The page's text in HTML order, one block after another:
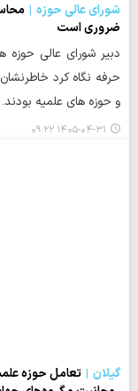
شورای عالی حوزه
ضروری است
دبیر شورای عالی حوزه
حرفه نگاه کرد
و حوزه های علمیه بودند.
۱۴۰۵-۰۴-۳۱ ۰۹:۲۲
گیلان
تعامل حوزه‌